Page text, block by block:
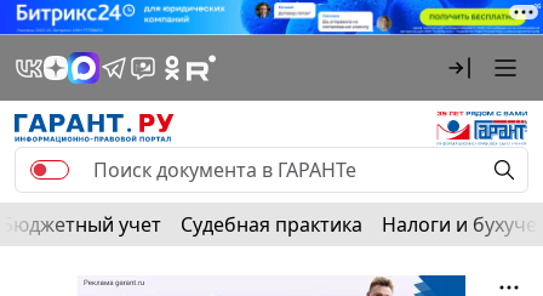
Бюджетный учет Судебная практика Налоги и